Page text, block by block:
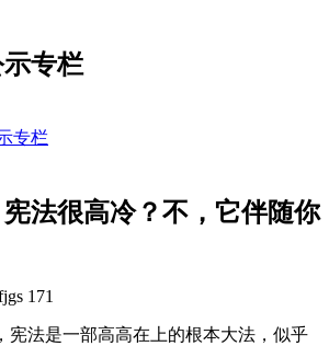
专栏
专栏
法很高冷？不，它伴随你
171
宪法是一部高高在上的根本大法，似乎